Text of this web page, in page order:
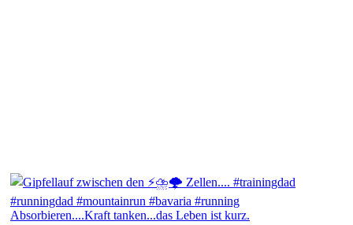
Absorbieren....Kraft tanken...das Leben ist kurz.